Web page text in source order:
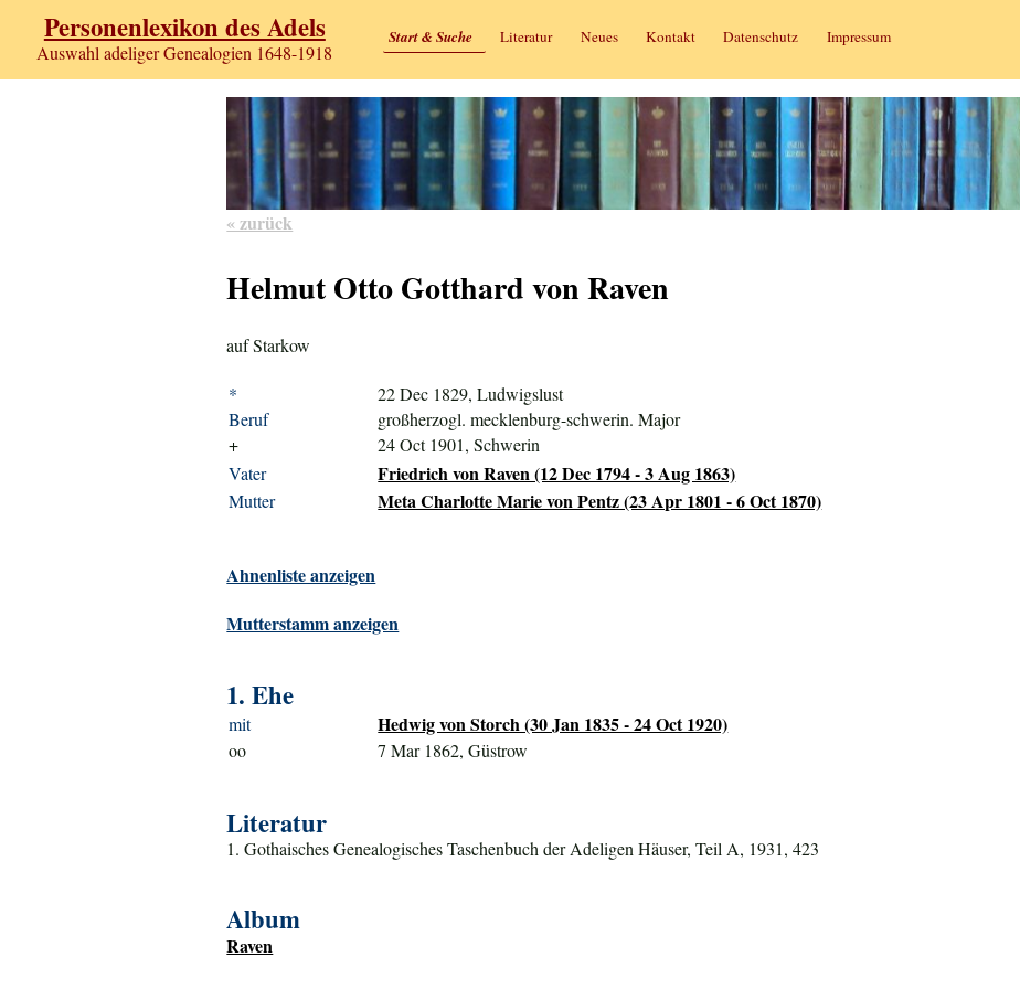
Personenlexikon des Adels
Auswahl adeliger Genealogien 1648-1918
Start & Suche Literatur Neues Kontakt Datenschutz Impressum
« zurück
Helmut Otto Gotthard von Raven
auf Starkow
*
22 Dec 1829, Ludwigslust
Beruf
großherzogl. mecklenburg-schwerin. Major
+
24 Oct 1901, Schwerin
Vater
Friedrich von Raven (12 Dec 1794 - 3 Aug 1863)
Mutter Meta Charlotte Marie von Pentz (23 Apr 1801 - 6 Oct 1870)
Ahnenliste anzeigen
Mutterstamm anzeigen
1. Ehe
mit Hedwig von Storch (30 Jan 1835 - 24 Oct 1920)
oo 7 Mar 1862, Güstrow
Literatur
1. Gothaisches Genealogisches Taschenbuch der Adeligen Häuser, Teil A, 1931, 423
Album
Raven